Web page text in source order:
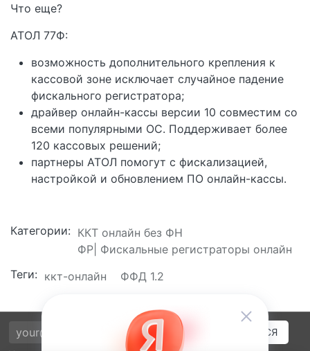
Что еще?
АТОЛ 77Ф:
возможность дополнительного крепления к
кассовой зоне исключает случайное падение
фискального регистратора;
драйвер онлайн-кассы версии 10 совместим со
всеми популярными ОС. Поддерживает более
120 кассовых решений;
партнеры АТОЛ помогут с фискализацией,
настройкой и обновлением ПО онлайн-кассы.
Категории: ККТ онлайн без ФН
ФР| Фискальные регистраторы онлайн
Теги: ккт-онлайн ФФД 1.2